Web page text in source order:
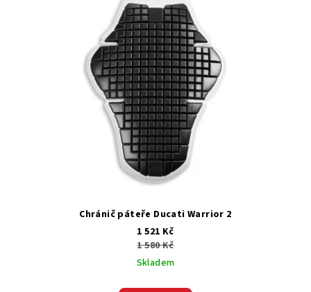
Chránič páteře Ducati Warrior 2
1 521 Kč
1 580 Kč
Skladem